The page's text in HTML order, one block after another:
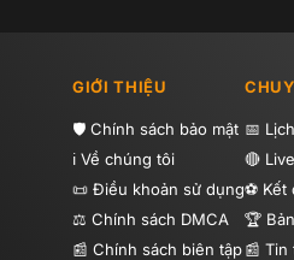
GIỚI THIỆU
Chính sách bảo mật
Về chúng tôi
Điều khoản sử dụng
Chính sách DMCA
Chính sách biên tập
Kết
Tin